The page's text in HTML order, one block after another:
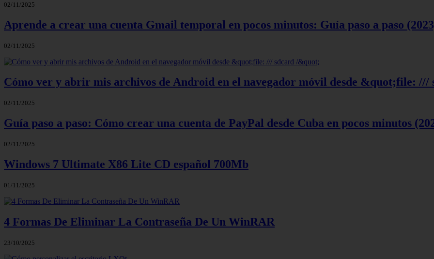
02/11/2025
Aprende a crear una cuenta Gmail temporal en pocos minutos: Guía paso a paso
02/11/2025
Cómo ver y abrir mis archivos de Android en el navegador móvil desde &quot;file:
02/11/2025
Guía paso a paso: Cómo crear una cuenta de PayPal desde Cuba en pocos minutos
02/11/2025
Windows 7 Ultimate X86 Lite CD español 700Mb
01/11/2025
4 Formas De Eliminar La Contraseña De Un WinRAR
23/10/2025